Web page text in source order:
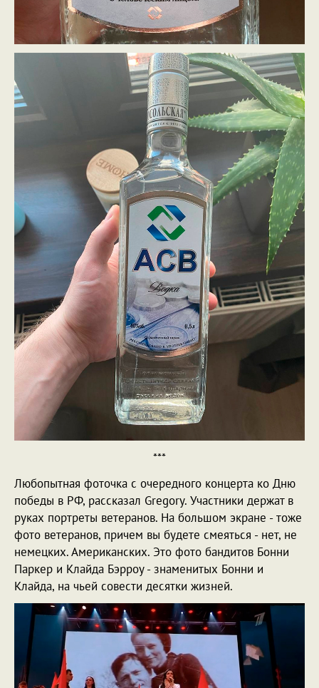
***
Любопытная фоточка с очередного концерта ко Дню
победы в РФ, рассказал Gregory. Участники держат в
руках портреты ветеранов. На большом экране - тоже
фото ветеранов, причем вы будете смеяться - нет, не
немецких. Американских. Это фото бандитов Бонни
Паркер и Клайда Бэрроу - знаменитых Бонни и
Клайда, на чьей совести десятки жизней.